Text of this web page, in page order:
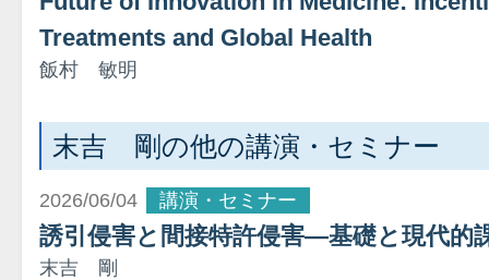
Treatments and Global Health
飯村 敏明
末吉 剛の他の講演・セミナー
2026/06/04 講演・セミナー
誘引侵害と間接特許侵害―基礎と現代的
末吉 剛